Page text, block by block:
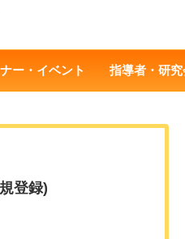
ー・イベント 指導者・研究
登録)